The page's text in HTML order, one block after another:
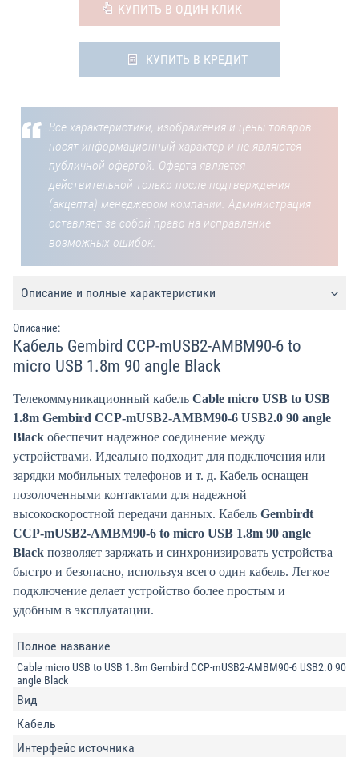
КУПИТЬ В ОДИН КЛИК
КУПИТЬ В КРЕДИТ
Все характеристики, изображения и цены товаров
носят информационный характер и не являются
публичной офертой. Оферта является
действительной только после подтверждения
(акцепта) менеджером компании. Администрация
оставляет за собой право на исправление
возможных ошибок.
Описание и полные характеристики
Описание:
Кабель Gembird CCP-mUSB2-AMBM90-6 to
micro USB 1.8m 90 angle Black
Телекоммуникационный кабель Cable micro USB to USB
1.8m Gembird CCP-mUSB2-AMBM90-6 USB2.0 90 angle
Black обеспечит надежное соединение между
устройствами. Идеально подходит для подключения или
зарядки мобильных телефонов и т. д. Кабель оснащен
позолоченными контактами для надежной
высокоскоростной передачи данных. Кабель Gembirdt
CCP-mUSB2-AMBM90-6 to micro USB 1.8m 90 angle
Black позволяет заряжать и синхронизировать устройства
быстро и безопасно, используя всего один кабель. Легкое
подключение делает устройство более простым и
удобным в эксплуатации.
Полное название
Cable micro USB to USB 1.8m Gembird CCP-mUSB2-AMBM90-6 USB2.0 90
angle Black
Вид
Кабель
Интерфейс источника